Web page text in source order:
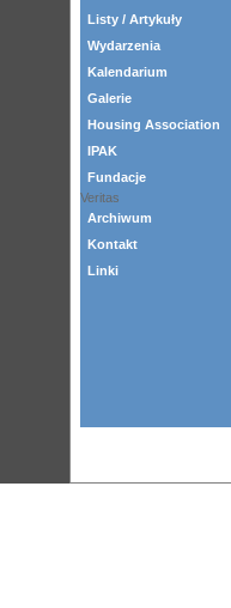
Listy / Artykuły
Wydarzenia
Kalendarium
Galerie
Housing Association
IPAK
Fundacje
Veritas
Archiwum
Kontakt
Linki